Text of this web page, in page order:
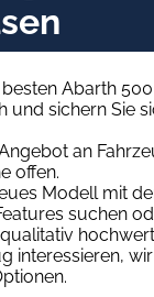
besten Abarth
und sichern Sie
an
offen.
Modell mit
suchen
interessieren,